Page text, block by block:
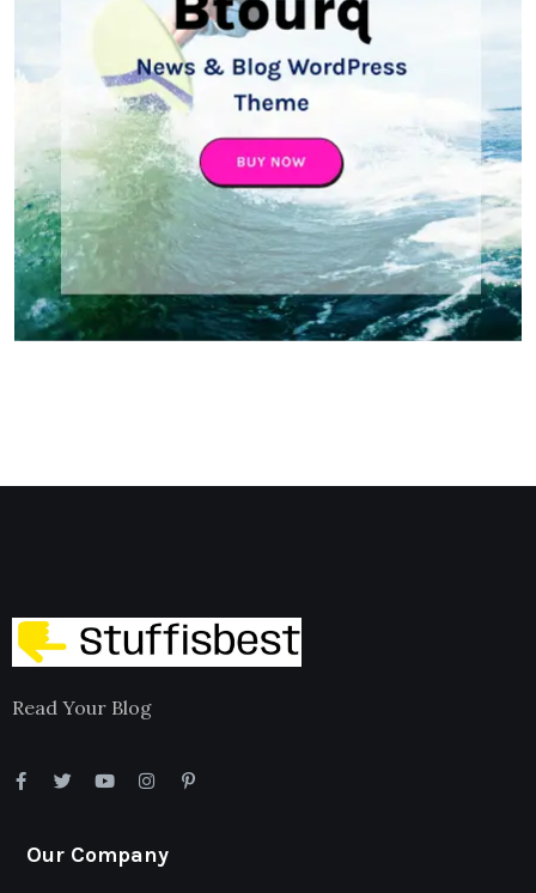
Read Your Blog
Our Company